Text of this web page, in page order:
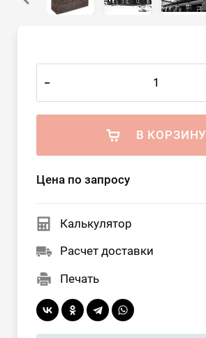
–
В КОРЗИНУ
Цена по запросу
Калькулятор
Расчет доставки
Печать